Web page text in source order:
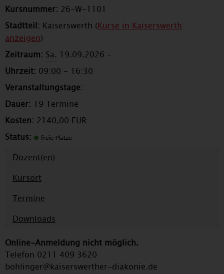
Kursnummer: 26-W-1101
Stadtteil: Kaiserswerth (Kurse in Kaiserswerth
anzeigen)
Zeitraum: Sa. 19.09.2026 -
Uhrzeit: 09:00 - 16:30
Veranstaltungstage:
Dauer: 19 Termine
Kosten: 2140,00 EUR
Status:
Dozent(en)
Kursort
Termine
Downloads
Online-Anmeldung nicht möglich.
Telefon 0211 409 3620
bohlinger@kaiserswerther-diakonie.de